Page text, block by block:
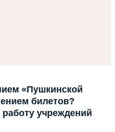
«Пушкинской
билетов?
учреждений